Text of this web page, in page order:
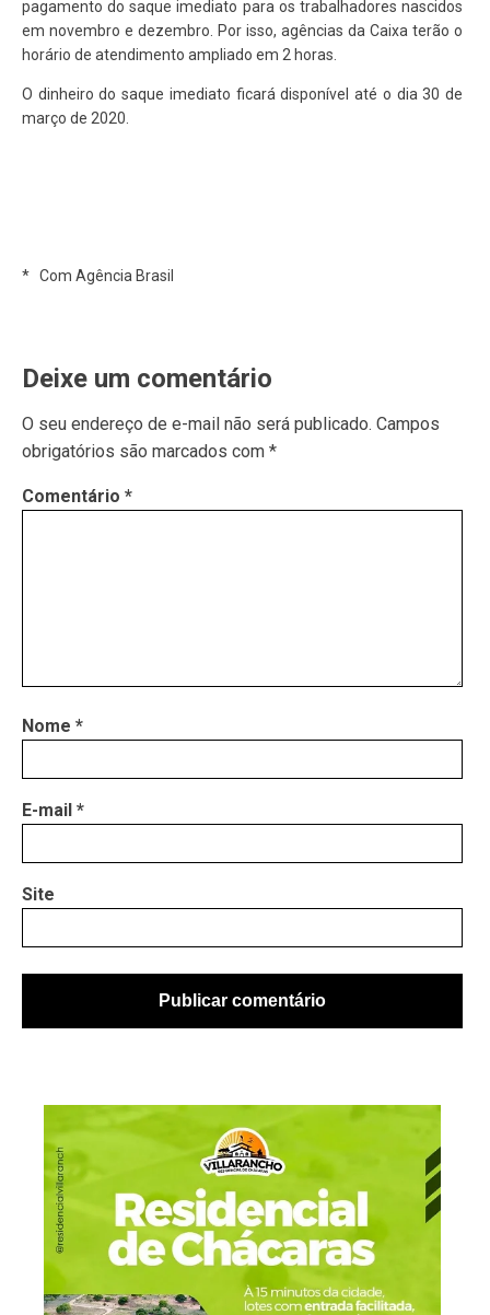
pagamento do saque imediato para os trabalhadores nascidos
em novembro e dezembro. Por isso, agências da Caixa terão o
horário de atendimento ampliado em 2 horas.
O dinheiro do saque imediato ficará disponível até o dia 30 de
março de 2020.
* Com Agência Brasil
Deixe um comentário
O seu endereço de e-mail não será publicado. Campos
obrigatórios são marcados com *
Comentário *
Nome *
E-mail *
Site